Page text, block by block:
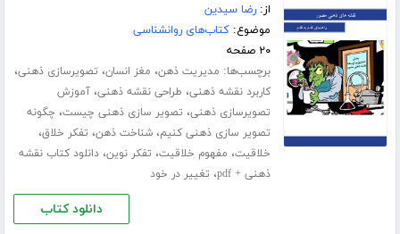
از:رضا سیدین
موضوع:کتاب‌های روانشناسی
۲۰ صفحه
برچسب‌ها: مدیریت ذهن، مغز انسان، تصویرسازی ذهنی،
کاربرد نقشه ذهنی، طراحی نقشه ذهنی،آموزش
تصویرسازی ذهنی، تصویر سازی ذهنی چیست، چگونه
تصویر سازی ذهنی کنیم،شناخت ذهن، تفکر خلاق،
خلاقیت، مفهوم خلاقیت، تفکر نوین،دانلود کتاب نقشه
ذهنی + pdf
، تغییر در خود
دانلود کتاب